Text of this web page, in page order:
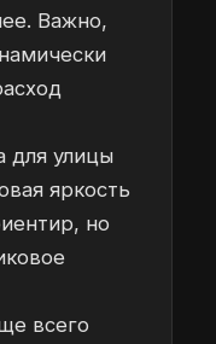
Важно,
для улицы
яркость
но
всего